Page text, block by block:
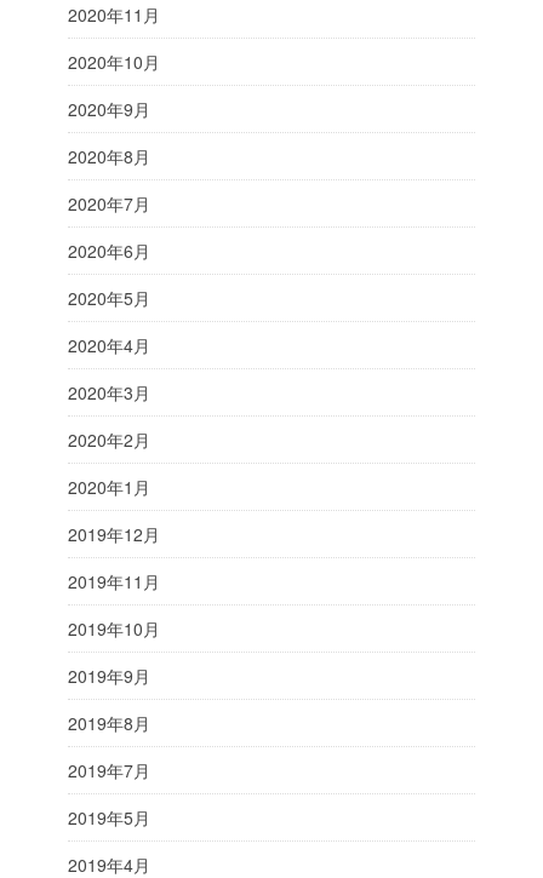
2020年11月
2020年10月
2020年9月
2020年8月
2020年7月
2020年6月
2020年5月
2020年4月
2020年3月
2020年2月
2020年1月
2019年12月
2019年11月
2019年10月
2019年9月
2019年8月
2019年7月
2019年5月
2019年4月